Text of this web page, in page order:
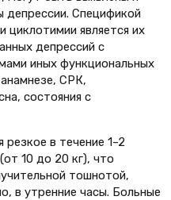
депрессии. Спецификой
циклотимии является их
депрессий с
иных функциональных
СРК,
состояния с
в течение 1–2
10 до 20 кг), что
тошнотой,
в утренние часы. Больные